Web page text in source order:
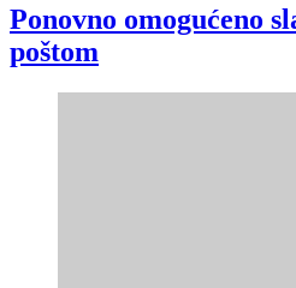
Ponovno omogućeno
poštom